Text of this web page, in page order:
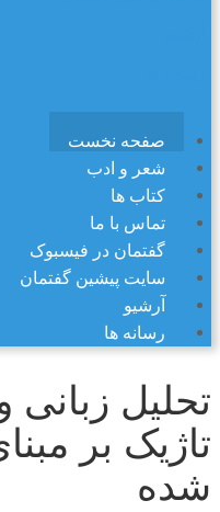
صفحه نخست
شعر و ادب
کتاب ها
تماس با ما
گفتمان در فیسبوک
سایت پیشین گفتمان
آرشیو
رسانه ها
تحلیل زبانی
تاژیک بر
شده